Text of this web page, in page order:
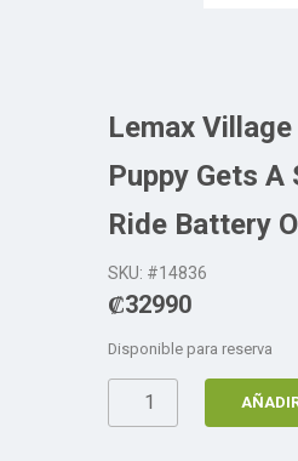
Lemax
Puppy Gets A
Ride Battery
SKU: #14836
₡32990
Disponible para reserva